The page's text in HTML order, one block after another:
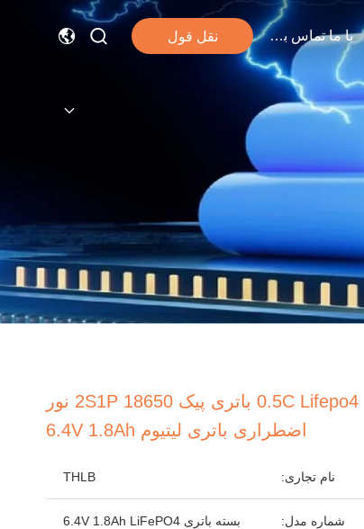
با ما تماس بگیرید نقل قول
0.5C Lifepo4 باتری پیک 18650 2S1P نور
اضطراری باتری لیتیوم 6.4V 1.8Ah
نام تجاری: THLB
شماره مدل: بسته باتری 6.4V 1.8Ah LiFePO4